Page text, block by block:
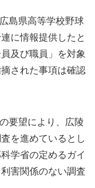
島県高等学校野球
に情報提供したと
及び職員」を対象
された事項は確認
要望により、広陵
を進めているとし
学省の定めるガイ
害関係のない調査